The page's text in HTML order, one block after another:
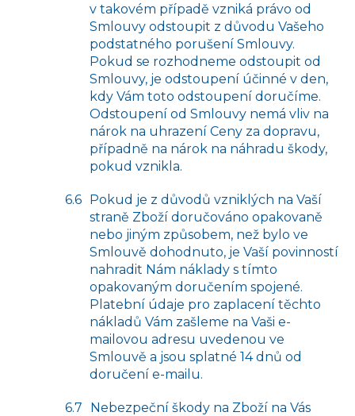
v takovém případě vzniká právo od
Smlouvy odstoupit z důvodu Vašeho
podstatného porušení Smlouvy.
Pokud se rozhodneme odstoupit od
Smlouvy, je odstoupení účinné v den,
kdy Vám toto odstoupení doručíme.
Odstoupení od Smlouvy nemá vliv na
nárok na uhrazení Ceny za dopravu,
případně na nárok na náhradu škody,
pokud vznikla.
Pokud je z důvodů vzniklých na Vaší
straně Zboží doručováno opakovaně
nebo jiným způsobem, než bylo ve
Smlouvě dohodnuto, je Vaší povinností
nahradit Nám náklady s tímto
opakovaným doručením spojené.
Platební údaje pro zaplacení těchto
nákladů Vám zašleme na Vaši e-
mailovou adresu uvedenou ve
Smlouvě a jsou splatné 14 dnů od
doručení e-mailu.
Nebezpeční škody na Zboží na Vás